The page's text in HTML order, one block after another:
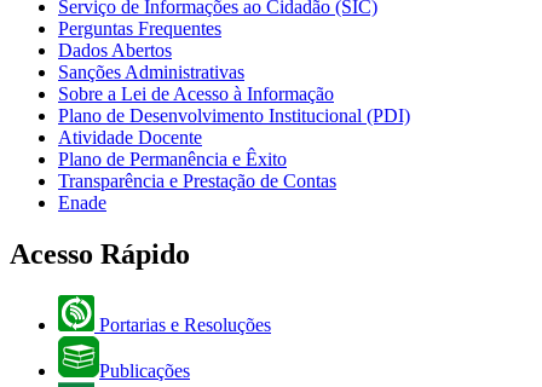
Serviço de Informações ao Cidadão (SIC)
Perguntas Frequentes
Dados Abertos
Sanções Administrativas
Sobre a Lei de Acesso à Informação
Plano de Desenvolvimento Institucional (PDI)
Atividade Docente
Plano de Permanência e Êxito
Transparência e Prestação de Contas
Enade
Acesso Rápido
Portarias e Resoluções
Publicações